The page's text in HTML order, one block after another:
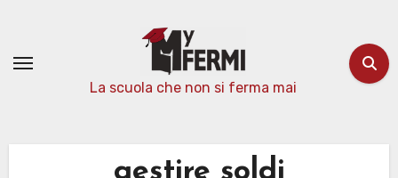
contenuto
La scuola che non si ferma mai